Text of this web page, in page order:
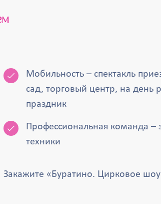
Мобильность – спектакль
сад, торговый центр, на день
праздник
Профессиональная команда –
техники
Закажите «Буратино. Цирковое